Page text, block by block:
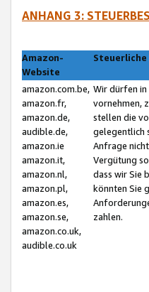
ANHANG 3:
Amazon-
Website
Steuerliche
amazon.com.be,
amazon.fr,
amazon.de,
audible.de,
amazon.ie
amazon.it,
amazon.nl,
amazon.pl,
amazon.es,
amazon.se,
amazon.co.uk,
audible.co.uk
Wir dürfen in
vornehmen,
stellen die
gelegentlich
Anfrage
Vergütung
dass wir Sie
könnten Sie
zahlen.